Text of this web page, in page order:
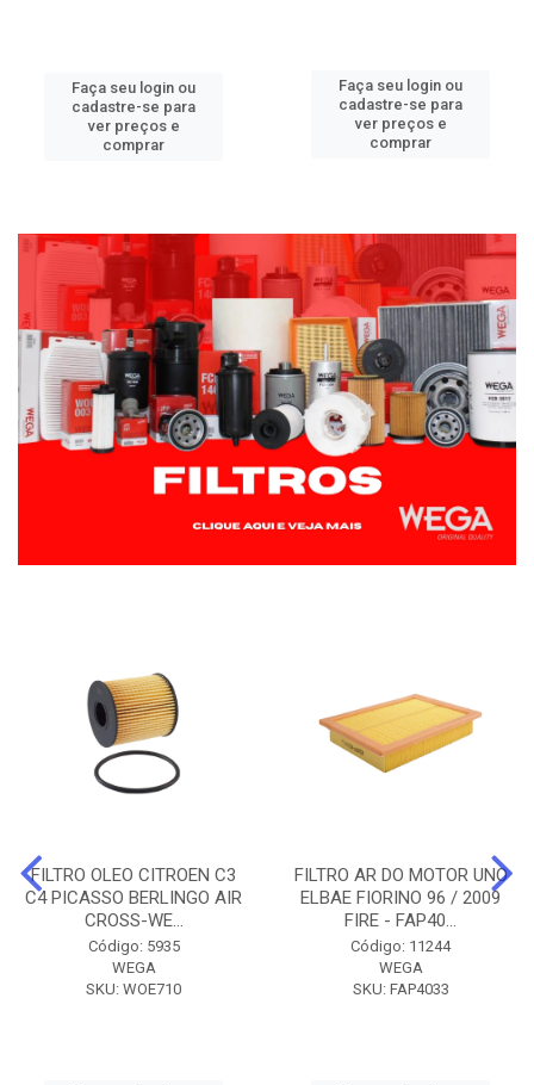
Faça seu login ou
cadastre-se para
ver preços e
comprar
Faça seu login ou
cadastre-se para
ver preços e
comprar
FILTRO OLEO CITROEN C3
C4 PICASSO BERLINGO AIR
CROSS-WE...
Código: 5935
WEGA
SKU: WOE710
FILTRO AR DO MOTOR UNO
ELBAE FIORINO 96 / 2009
FIRE - FAP40...
Código: 11244
WEGA
SKU: FAP4033